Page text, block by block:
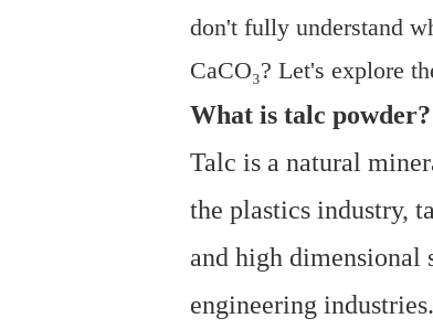
don't fully understand
CaCO₃? Let's explore
What is talc powder?
Talc is a natural
the plastics industry,
and high
engineering industries.